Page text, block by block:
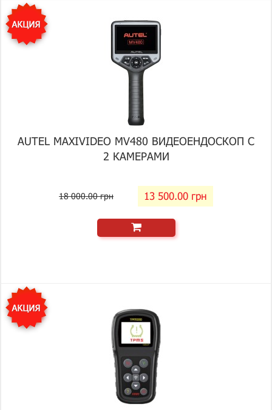
AUTEL MAXIVIDEO MV480 ВИДЕОЕНДОСКОП С
2 КАМЕРАМИ
18 000.00 грн 13 500.00 грн